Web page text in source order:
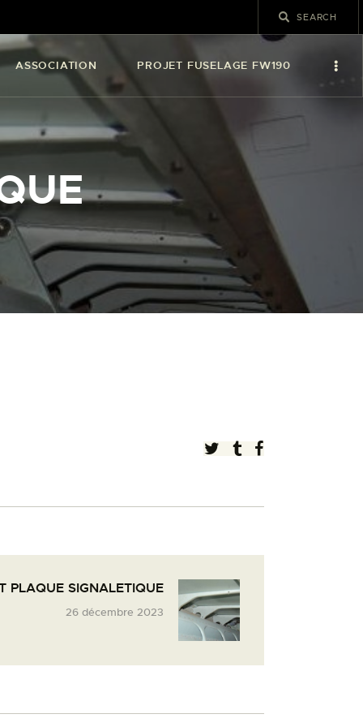
ASSOCIATION PROJET FUSELAGE FW190
PLAQUE SIGNALETIQUE
26 décembre 2023